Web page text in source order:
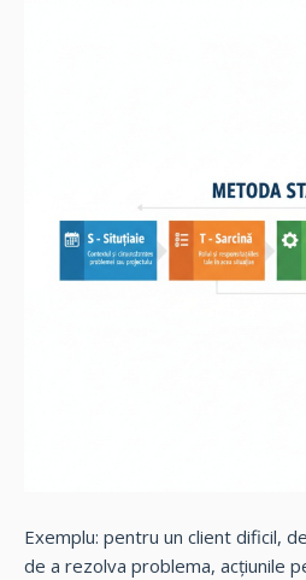
Exemplu: pentru un client dificil,
de a rezolva problema, acțiunile